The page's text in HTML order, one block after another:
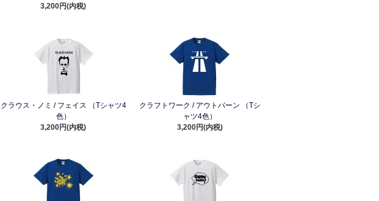
3,200円(内税)
クラウス・ノミ / フェイス （Tシャツ4
色）
3,200円(内税)
クラフトワーク / アウトバーン （Tシ
ャツ4色）
3,200円(内税)